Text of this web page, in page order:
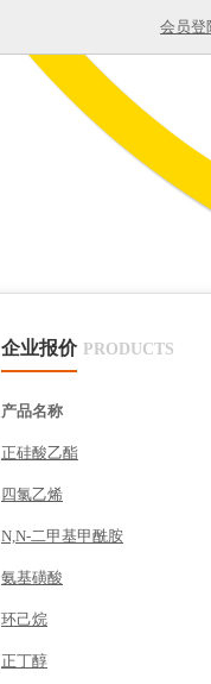
会员登
企业报价 PRODUCTS
产品名称
正硅酸乙酯
四氯乙烯
N,N-二甲基甲酰胺
氨基磺酸
环己烷
正丁醇